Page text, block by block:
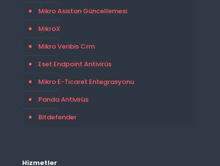
Mikro Asistan Güncellemesi
MikroX
Mikro Veribis Crm
Eset Endpoint Antivirüs
Mikro E-Ticaret Entegrasyonu
Panda Antivirüs
Bitdefender
Hizmetler